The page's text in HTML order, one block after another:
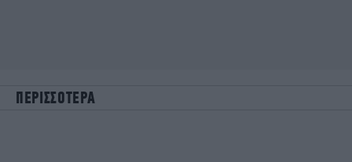
ΠΕΡΙΣΣΟΤΕΡΑ